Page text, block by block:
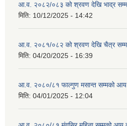
आ.व. २०८२/०८३ को श्रवण देखि भाद्र
मिति: 10/12/2025 - 14:42
आ.व. २०८१/०८२ को श्रवण देखि चैत्र
मिति: 04/20/2025 - 16:39
आ.व. २०८०/८१ फाल्गुण मसान्त सम्मको आय
मिति: 04/01/2025 - 12:04